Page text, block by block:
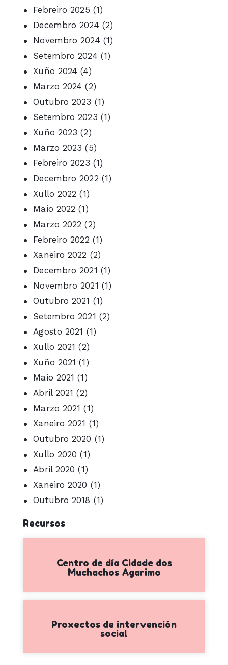
Febreiro 2025 (1)
Decembro 2024 (2)
Novembro 2024 (1)
Setembro 2024 (1)
Xuño 2024 (4)
Marzo 2024 (2)
Outubro 2023 (1)
Setembro 2023 (1)
Xuño 2023 (2)
Marzo 2023 (5)
Febreiro 2023 (1)
Decembro 2022 (1)
Xullo 2022 (1)
Maio 2022 (1)
Marzo 2022 (2)
Febreiro 2022 (1)
Xaneiro 2022 (2)
Decembro 2021 (1)
Novembro 2021 (1)
Outubro 2021 (1)
Setembro 2021 (2)
Agosto 2021 (1)
Xullo 2021 (2)
Xuño 2021 (1)
Maio 2021 (1)
Abril 2021 (2)
Marzo 2021 (1)
Xaneiro 2021 (1)
Outubro 2020 (1)
Xullo 2020 (1)
Abril 2020 (1)
Xaneiro 2020 (1)
Outubro 2018 (1)
Recursos
Centro de día Cidade dos
Muchachos Agarimo
Proxectos de intervención
social